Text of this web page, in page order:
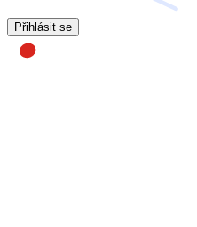
Přihlásit se